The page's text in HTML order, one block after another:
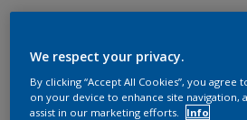
We respect your privacy.
By clicking “Accept All Cookies”, you
on your device to enhance site navigation,
assist in our marketing efforts.
Info